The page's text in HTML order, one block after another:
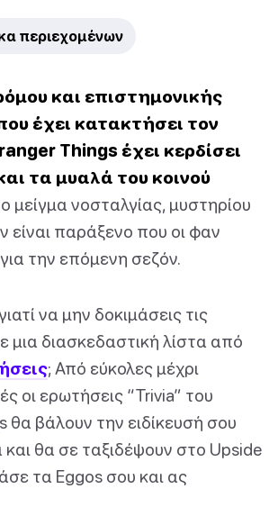
περιεχομένων
και επιστημονικής
έχει κατακτήσει τον
Things έχει κερδίσει
τα μυαλά του κοινού
μείγμα νοσταλγίας, μυστηρίου
είναι παράξενο που οι φαν
την επόμενη σεζόν.
να μην δοκιμάσεις τις
μια διασκεδαστική λίστα από
; Από εύκολες μέχρι
οι ερωτήσεις “Trivia” του
θα βάλουν την ειδίκευσή σου
και θα σε ταξιδέψουν στο Upside
τα Eggos σου και ας